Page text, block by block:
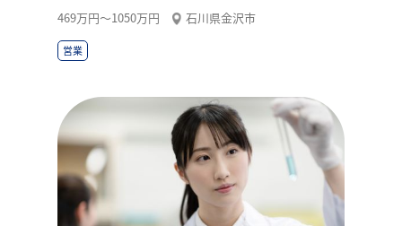
469万円〜1050万円
石川県金沢市
営業